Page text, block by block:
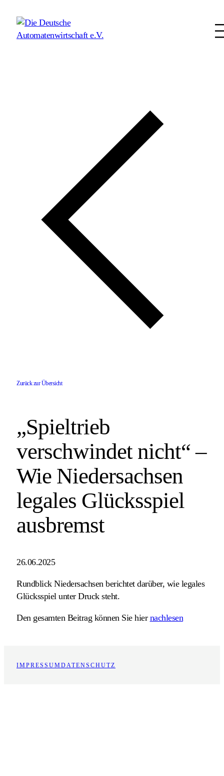
Zurück zur Übersicht
„Spieltrieb
verschwindet nicht“ –
Wie Niedersachsen
legales Glücksspiel
ausbremst
26.06.2025
Rundblick Niedersachsen berichtet darüber, wie legales
Glücksspiel unter Druck steht.
Den gesamten Beitrag können Sie hier nachlesen
IMPRESSUMDATENSCHUTZ